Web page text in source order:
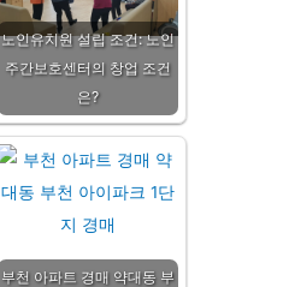
노인유치원 설립 조건: 노인
주간보호센터의 창업 조건
은?
부천 아파트 경매 약대동 부